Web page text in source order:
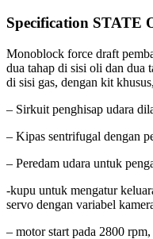
Specification STATE
Monoblock force draft
dua tahap di sisi oli dan dua
di sisi gas, dengan kit
– Sirkuit penghisap udara
– Kipas sentrifugal dengan
– Peredam udara untuk
-kupu untuk mengatur
servo dengan variabel
– motor start pada 2800